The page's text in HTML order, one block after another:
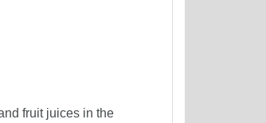
fruit juices in the